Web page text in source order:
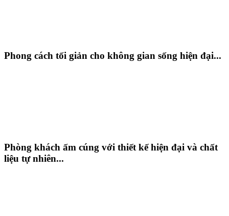
Phong cách tối giản cho không gian sống hiện đại...
Phòng khách ấm cúng với thiết kế hiện đại và chất
liệu tự nhiên...